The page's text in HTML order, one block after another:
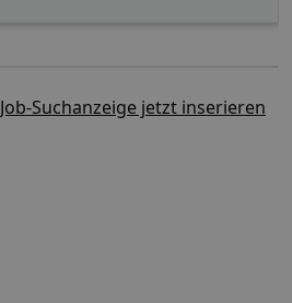
Job-Suchanzeige jetzt inserieren